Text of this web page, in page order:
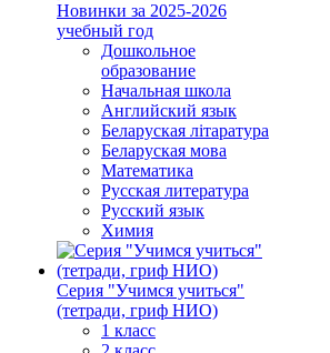
Новинки за 2025-2026
учебный год
Дошкольное
образование
Начальная школа
Английский язык
Беларуская літаратура
Беларуская мова
Математика
Русская литература
Русский язык
Химия
Серия "Учимся учиться"
(тетради, гриф НИО)
1 класс